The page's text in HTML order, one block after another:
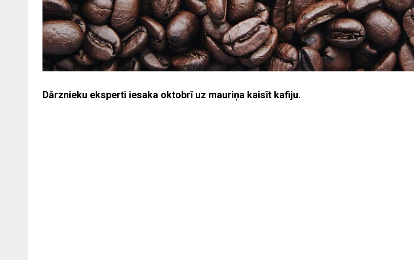
Dārznieku eksperti iesaka oktobrī uz mauriņa kaisīt kafiju.